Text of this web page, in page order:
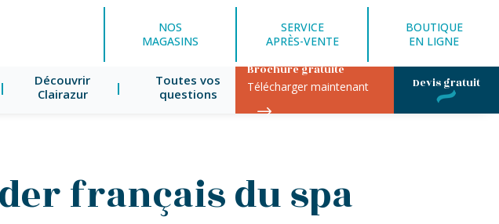
NOS
MAGASINS
SERVICE
APRÈS-VENTE
BOUTIQUE
EN LIGNE
Découvrir
Clairazur
Toutes vos
questions
Brochure gratuite
Télécharger maintenant Devis gratuit
français du spa